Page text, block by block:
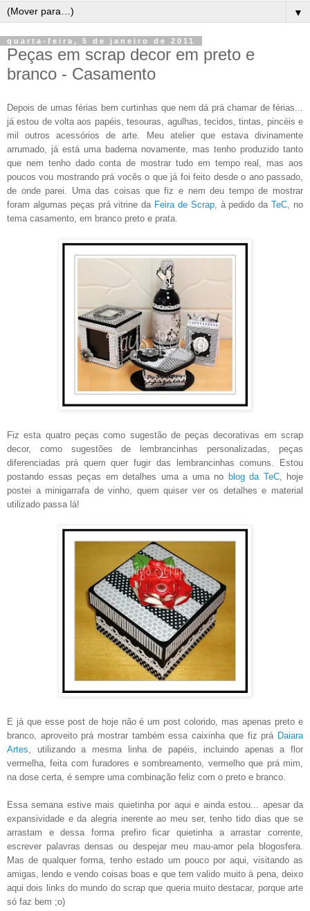
▼
quarta-feira, 5 de janeiro de 2011
Peças em scrap decor em preto e
branco - Casamento
Depois de umas férias bem curtinhas que nem dá prá chamar de férias...
já estou de volta aos papéis, tesouras, agulhas, tecidos, tintas, pincéis e
mil outros acessórios de arte. Meu atelier que estava divinamente
arrumado, já está uma baderna novamente, mas tenho produzido tanto
que nem tenho dado conta de mostrar tudo em tempo real, mas aos
poucos vou mostrando prá vocês o que já foi feito desde o ano passado,
de onde parei. Uma das coisas que fiz e nem deu tempo de mostrar
foram algumas peças prá vitrine da Feira de Scrap, à pedido daTeC , no
tema casamento, em branco preto e prata.
Fiz esta quatro peças como sugestão de peças decorativas em scrap
decor, como sugestões de lembrancinhas personalizadas, peças
diferenciadas prá quem quer fugir das lembrancinhas comuns. Estou
postando essas peças em detalhes uma a uma no blog da TeC, hoje
postei a minigarrafa de vinho, quem quiser ver os detalhes e material
utilizado passa lá!
E já que esse post de hoje não é um post colorido, mas apenas preto e
branco, aproveito prá mostrar também essa caixinha que fiz prá Daiara
Artes , utilizando a mesma linha de papéis, incluindo apenas a flor
vermelha, feita com furadores e sombreamento, vermelho que prá mim,
na dose certa, é sempre uma combinação feliz com o preto e branco.
Essa semana estive mais quietinha por aqui e ainda estou... apesar da
expansividade e da alegria inerente ao meu ser, tenho tido dias que se
arrastam e dessa forma prefiro ficar quietinha a arrastar corrente,
escrever palavras densas ou despejar meu mau-amor pela blogosfera.
Mas de qualquer forma, tenho estado um pouco por aqui, visitando as
amigas, lendo e vendo coisas boas e que tem valido muito à pena, deixo
aqui dois links do mundo do scrap que queria muito destacar, porque arte
só faz bem ;o)